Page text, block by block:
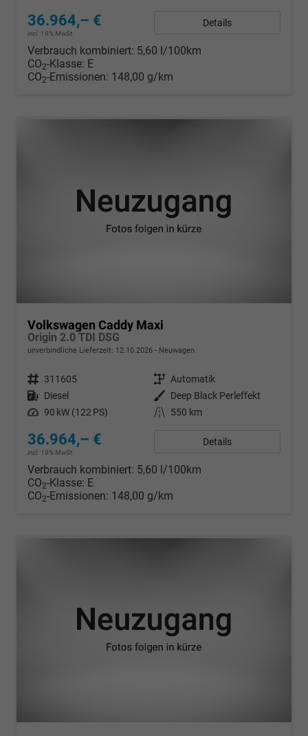
36.964,– €
incl. 19% MwSt.
Details
Verbrauch kombiniert: 5,60 l/100km
CO2-Klasse: E
CO2-Emissionen: 148,00 g/km
Volkswagen Caddy Maxi
Origin 2.0 TDI DSG
unverbindliche Lieferzeit: 12.10.2026 Neuwagen
Fahrzeugnr. 311605 Getriebe Automatik
Kraftstoff Diesel Außenfarbe
Deep Black Perleffekt
Leistung 90 kW (122 PS) Kilometerstand 550 km
36.964,– €
incl. 19% MwSt.
Details
Verbrauch kombiniert: 5,60 l/100km
CO2-Klasse: E
CO2-Emissionen: 148,00 g/km